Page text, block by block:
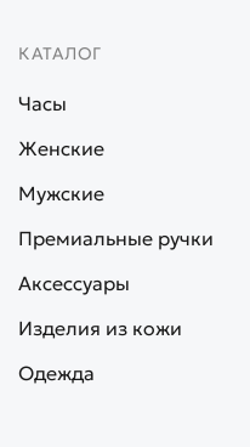
КАТАЛОГ
Часы
Женские
Мужские
Премиальные ручки
Аксессуары
Изделия из кожи
Одежда